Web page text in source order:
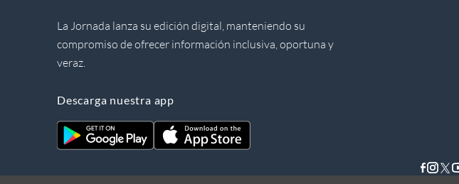
La Jornada lanza su edición digital, manteniendo su
compromiso de ofrecer información inclusiva, oportuna y
veraz.
Descarga nuestra app